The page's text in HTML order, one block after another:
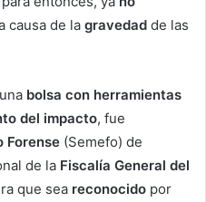
causa de la gravedad de las
bolsa con herramientas
del impacto, fue
Forense (Semefo) de
de la Fiscalía General del
que sea reconocido por